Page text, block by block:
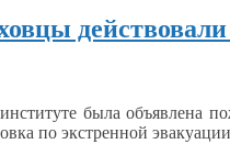
была объявлена
по экстренной